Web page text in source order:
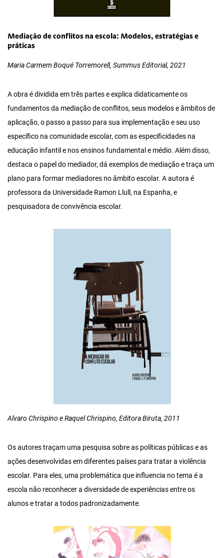
Mediação de conflitos na escola: Modelos, estratégias e
práticas
Maria Carmem Boqué Torremorell, Summus Editorial, 2021
A obra é dividida em três partes e explica didaticamente os
fundamentos da mediação de conflitos, seus modelos e âmbitos de
aplicação, o passo a passo para sua implementação e seu uso
específico na comunidade escolar, com as especificidades na
educação infantil e nos ensinos fundamental e médio. Além disso,
destaca o papel do mediador, dá exemplos de mediação e traça um
plano para formar mediadores no âmbito escolar. A autora é
professora da Universidade Ramon Llull, na Espanha, e
pesquisadora de convivência escolar.
Alvaro Chrispino e Raquel Chrispino, Editora Biruta, 2011
Os autores traçam uma pesquisa sobre as políticas públicas e as
ações desenvolvidas em diferentes países para tratar a violência
escolar. Para eles, uma problemática que influencia no tema é a
escola não reconhecer a diversidade de experiências entre os
alunos e tratar a todos padronizadamente.